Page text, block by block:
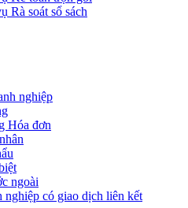
Rà soát sổ sách
nghiệp
Hóa đơn
ngoài
nghiệp có giao dịch liên kết